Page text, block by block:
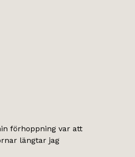
förhoppning var att
längtar jag